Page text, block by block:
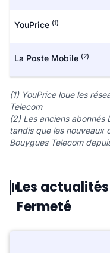
YouPrice (1)
La Poste Mobile (2)
(1) YouPrice loue les
Telecom
(2) Les anciens abonnés
tandis que les nouveaux
Bouygues Telecom
Les
Fermeté